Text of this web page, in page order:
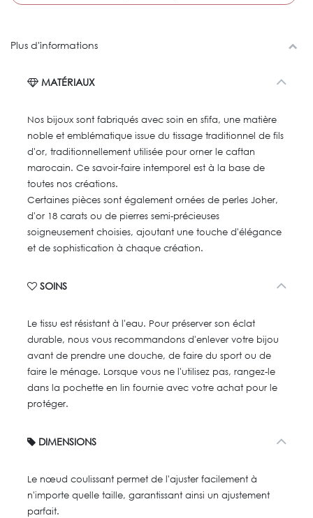
Plus d'informations
MATÉRIAUX
Nos bijoux sont fabriqués avec soin en sfifa, une matière
noble et emblématique issue du tissage traditionnel de fils
d'or, traditionnellement utilisée pour orner le caftan
marocain. Ce savoir-faire intemporel est à la base de
toutes nos créations.
Certaines pièces sont également ornées de perles Joher,
d'or 18 carats ou de pierres semi-précieuses
soigneusement choisies, ajoutant une touche d'élégance
et de sophistication à chaque création.
SOINS
Le tissu est résistant à l'eau. Pour préserver son éclat
durable, nous vous recommandons d'enlever votre bijou
avant de prendre une douche, de faire du sport ou de
faire le ménage. Lorsque vous ne l'utilisez pas, rangez-le
dans la pochette en lin fournie avec votre achat pour le
protéger.
DIMENSIONS
Le nœud coulissant permet de l'ajuster facilement à
n'importe quelle taille, garantissant ainsi un ajustement
parfait.